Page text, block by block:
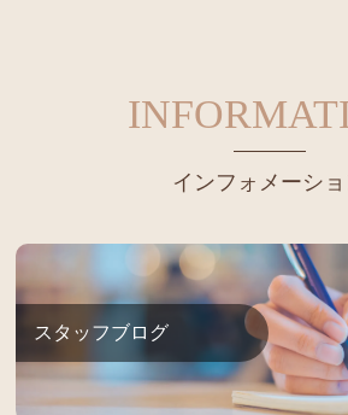
インフォメーシ
スタッフブログ